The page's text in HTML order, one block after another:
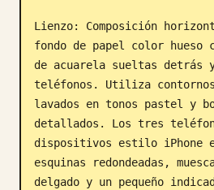
Lienzo: Composición
fondo de papel color hueso
de acuarela sueltas detrás
teléfonos. Utiliza
lavados en tonos pastel y
detallados. Los tres
dispositivos estilo iPhone
esquinas redondeadas,
delgado y un pequeño